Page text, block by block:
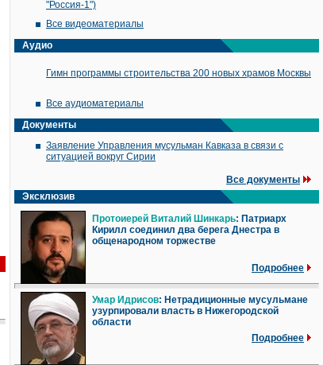
"Россия-1")
Все видеоматериалы
Аудио
Гимн программы строительства 200 новых храмов Москвы
Все аудиоматериалы
Документы
Заявление Управления мусульман Кавказа в связи с
ситуацией вокруг Сирии
Все документы
Эксклюзив
Протоиерей Виталий Шинкарь: Патриарх
Кирилл соединил два берега Днестра в
общенародном торжестве
Подробнее
Умар Идрисов: Нетрадиционные мусульмане
узурпировали власть в Нижегородской
области
Подробнее